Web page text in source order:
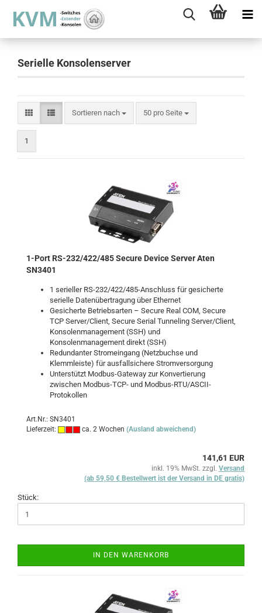
Serielle Konsolenserver
Sortieren nach
Sortieren nach 50 pro Seite
pro Seite
1
1-Port RS-232/422/485 Secure Device Server Aten
SN3401
1 serieller RS-232/422/485-Anschluss für gesicherte
serielle Datenübertragung über Ethernet
Gesicherte Betriebsarten – Secure Real COM, Secure
TCP Server/Client, Secure Serial Tunneling Server/Client,
Konsolenmanagement (SSH) und
Konsolenmanagement direkt (SSH)
Redundanter Stromeingang (Netzbuchse und
Klemmleiste) für ausfallsichere Stromversorgung
Unterstützt Modbus-Gateway zur Konvertierung
zwischen Modbus-TCP- und Modbus-RTU/ASCII-
Protokollen
Art.Nr.: SN3401
Lieferzeit:
ca. 2 Wochen (Ausland abweichend)
141,61 EUR
inkl. 19% MwSt. zzgl. Versand
(ab 59,50 € Bestellwert ist der Versand in DE gratis)
Stück:
IN DEN WARENKORB